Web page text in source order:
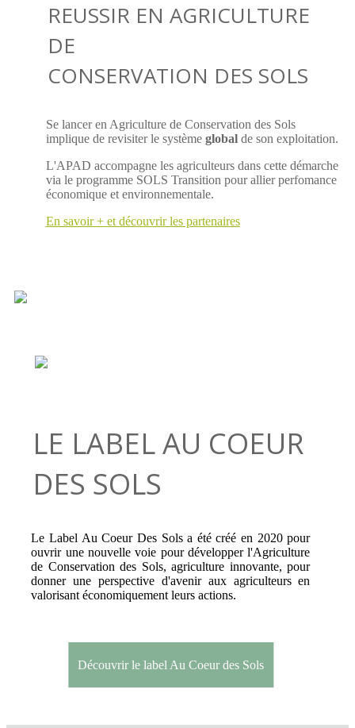
REUSSIR EN AGRICULTURE
DE
CONSERVATION DES SOLS
Se lancer en Agriculture de Conservation des Sols
implique de revisiter le système globalde son exploitation.
L'APAD accompagne les agriculteurs dans cette démarche
via le programme SOLS Transition pour allier perfomance
économique et environnementale.
En savoir + et découvrir les partenaires
LE LABEL AU COEUR
DES SOLS
Le Label Au Coeur Des Sols a été créé en 2020 pour
ouvrir une nouvelle voie pour développer l'Agriculture
de Conservation des Sols, agriculture innovante, pour
donner une perspective d'avenir aux agriculteurs en
valorisant économiquement leurs actions.
Découvrir le label Au Coeur des Sols